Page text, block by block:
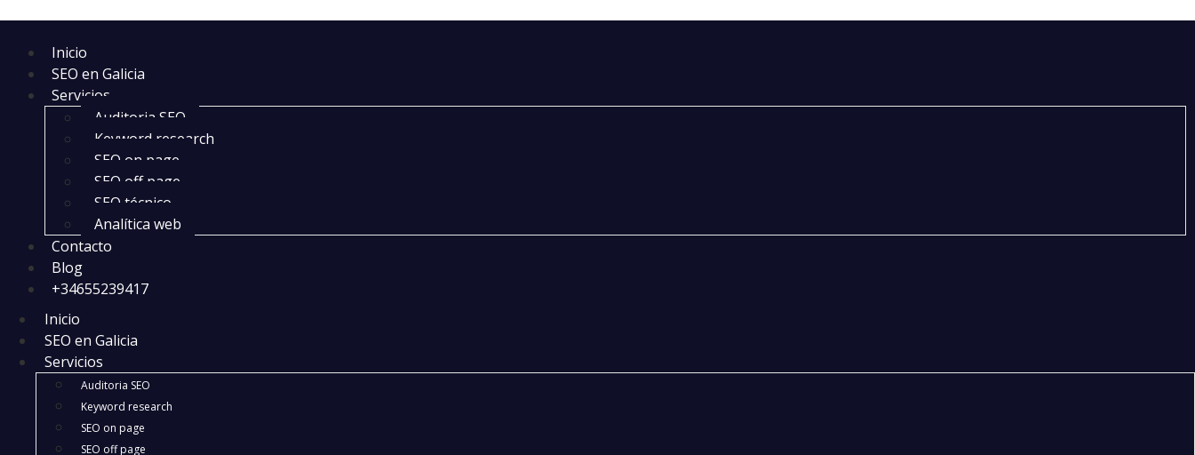
Inicio
SEO en Galicia
Servicios
Auditoria SEO
Keyword research
SEO on page
SEO off page
SEO técnico
Analítica web
Contacto
Blog
+34655239417
Inicio
SEO en Galicia
Servicios
Auditoria SEO
Keyword research
SEO on page
SEO off page